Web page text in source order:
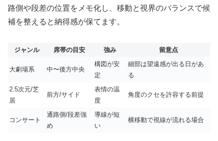
路側や段差の位置をメモ化し、移動と視界のバランスで候
補を整えると納得感が保てます。
ジャンル 席帯の目安 強み 留意点
大劇場系 中〜後方中央
構図が安
定
細部は望遠感が出る日があ
る
2.5次元/芝
居
前方/サイド
表情の温
度
角度のクセを許容する前提
コンサート
通路側/段差強
め
導線が短
い
横移動で視線が流れる場合